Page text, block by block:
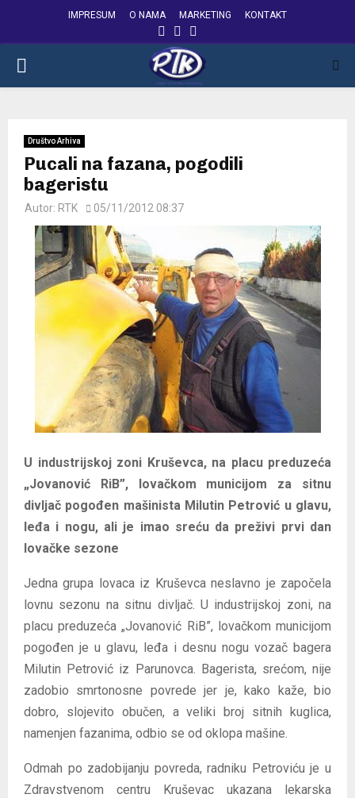
IMPRESUM O NAMA MARKETING KONTAKT
FACEBOOK
INSTAGRAM
PRIMARY
Društvo Arhiva
Pucali na fazana, pogodili
bageristu
Autor: RTK 05/11/2012 08:37
U industrijskoj zoni Kruševca, na placu preduzeća
„Jovanović RiB”, lovačkom municijom za sitnu
divljač pogođen mašinista Milutin Petrović u glavu,
leđa i nogu, ali je imao sreću da preživi prvi dan
lovačke sezone
Jedna grupa lovaca iz Kruševca neslavno je započela
lovnu sezonu na sitnu divljač. U industrijskoj zoni, na
placu preduzeća „Jovanović RiB”, lovačkom municijom
pogođen je u glavu, leđa i desnu nogu vozač bagera
Milutin Petrović iz Parunovca. Bagerista, srećom, nije
zadobio smrtonosne povrede jer je, kako kaže, bio
dobro, slojevito obučen, a veliki broj sitnih kuglica,
namenjen fazanima, odbio se od oklopa mašine.
Odmah po zadobijanju povreda, radniku Petroviću je u
Zdravstvenom centru Kruševac ukazana lekarska